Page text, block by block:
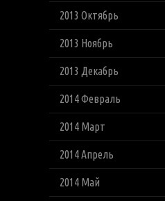
2013 Октябрь
2013 Ноябрь
2013 Декабрь
2014 Февраль
2014 Март
2014 Апрель
2014 Май